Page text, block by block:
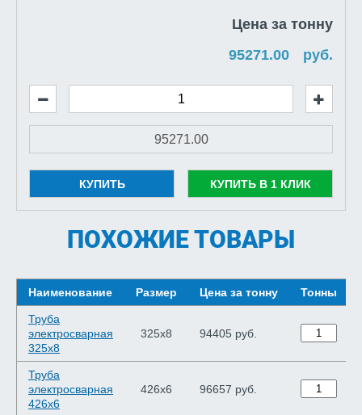
Цена за тонну
руб.
КУПИТЬ КУПИТЬ В 1 КЛИК
ПОХОЖИЕ ТОВАРЫ
Наименование Размер Цена за тонну Тонны
Труба
электросварная
325х8
325х8 94405 руб.
Труба
электросварная
426х6
426х6 96657 руб.